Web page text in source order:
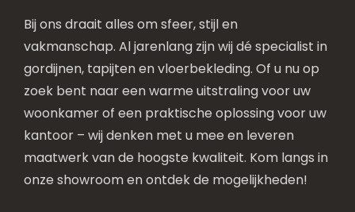
Bij ons draait alles om sfeer, stijl en
vakmanschap. Al jarenlang zijn wij dé specialist in
gordijnen, tapijten en vloerbekleding. Of u nu op
zoek bent naar een warme uitstraling voor uw
woonkamer of een praktische oplossing voor uw
kantoor – wij denken met u mee en leveren
maatwerk van de hoogste kwaliteit. Kom langs in
onze showroom en ontdek de mogelijkheden!